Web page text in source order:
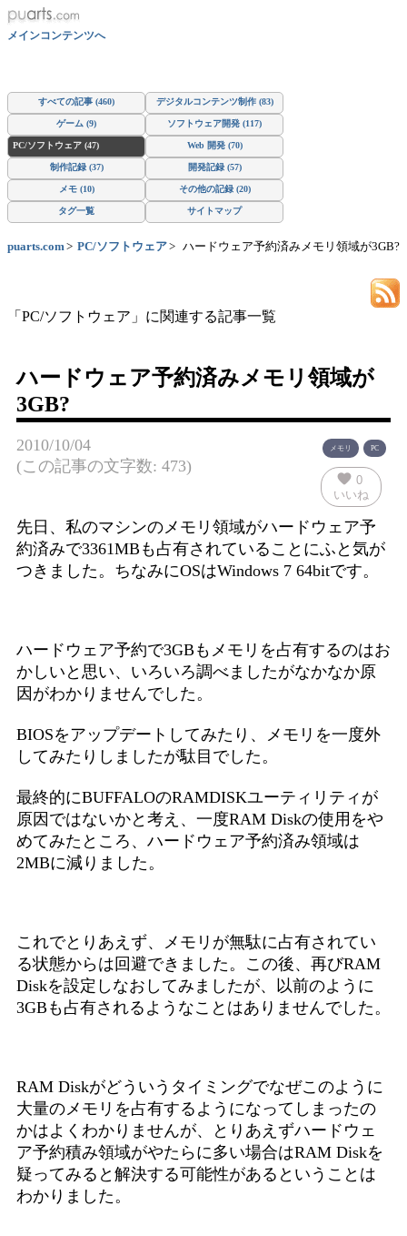
メインコンテンツへ
すべての記事 (460) デジタルコンテンツ制作 (83)
ゲーム (9) ソフトウェア開発 (117)
PC/ソフトウェア (47) Web 開発 (70)
制作記録 (37) 開発記録 (57)
メモ (10) その他の記録 (20)
タグ一覧 サイトマップ
puarts.com PC/ソフトウェア ハードウェア予約済みメモリ領域が3GB?
「PC/ソフトウェア」に関連する記事一覧
ハードウェア予約済みメモリ領域が
3GB?
2010/10/04
(この記事の文字数: 473)
メモリ PC
favorite 0
いいね
先日、私のマシンのメモリ領域がハードウェア予
約済みで3361MBも占有されていることにふと気が
つきました。ちなみにOSはWindows 7 64bitです。
ハードウェア予約で3GBもメモリを占有するのはお
かしいと思い、いろいろ調べましたがなかなか原
因がわかりませんでした。
BIOSをアップデートしてみたり、メモリを一度外
してみたりしましたが駄目でした。
最終的にBUFFALOのRAMDISKユーティリティが
原因ではないかと考え、一度RAM Diskの使用をや
めてみたところ、ハードウェア予約済み領域は
2MBに減りました。
これでとりあえず、メモリが無駄に占有されてい
る状態からは回避できました。この後、再びRAM
Diskを設定しなおしてみましたが、以前のように
3GBも占有されるようなことはありませんでした。
RAM Diskがどういうタイミングでなぜこのように
大量のメモリを占有するようになってしまったの
かはよくわかりませんが、とりあえずハードウェ
ア予約積み領域がやたらに多い場合はRAM Diskを
疑ってみると解決する可能性があるということは
わかりました。